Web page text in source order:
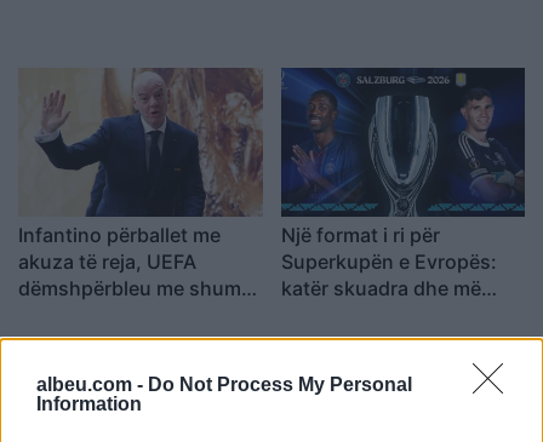
albeu.com - Do Not Process My Personal
Information
Infantino përballet me
akuza të reja, UEFA
dëmshpërbleu me shumë
punonjësen me të cilën
Një format i ri për
Superkupën e Evropës:
katër skuadra dhe më